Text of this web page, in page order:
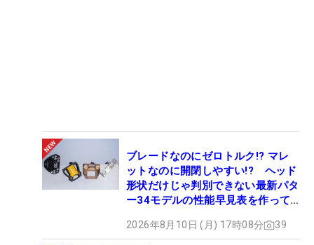
ブレードなのにゼロトルク!? マレ
ットなのに開閉しやすい!? ヘッド
形状だけじゃ判別できない最新パタ
ー34モデルの性能早見表を作って
2026年8月10日 (月) 17時08分 39